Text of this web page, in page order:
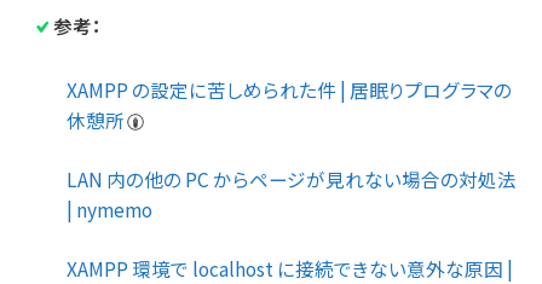
参考：
XAMPP の設定に苦しめられた件 | 居眠りプログラマの
休憩所
LAN 内の他の PC からページが見れない場合の対処法
| nymemo
XAMPP 環境で localhost に接続できない意外な原因 |